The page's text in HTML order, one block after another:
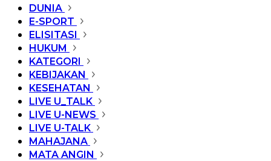
DUNIA
E-SPORT
ELISITASI
HUKUM
KATEGORI
KEBIJAKAN
KESEHATAN
LIVE U_TALK
LIVE U-NEWS
LIVE U-TALK
MAHAJANA
MATA ANGIN